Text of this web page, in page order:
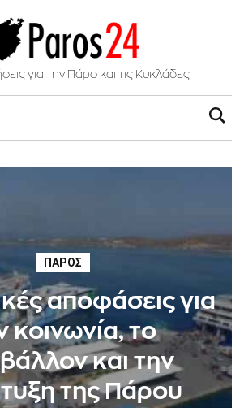
για την Πάρο και τις Κυκλάδες
ΠΆΡΟΣ
αποφάσεις για
κοινωνία, το
και την
της Πάρου